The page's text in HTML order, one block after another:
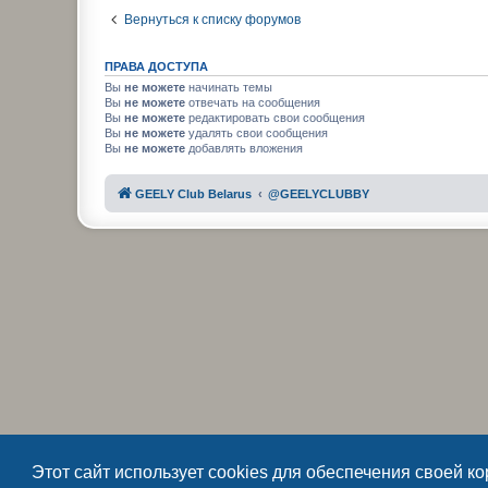
Этот сайт использует cookies для обеспечения своей
Вернуться к списку форумов
ПРАВА ДОСТУПА
Вы не можете начинать темы
Вы не можете отвечать на сообщения
Вы не можете редактировать свои сообщения
Вы не можете удалять свои сообщения
Вы не можете добавлять вложения
GEELY Club Belarus @GEELYCLUBBY